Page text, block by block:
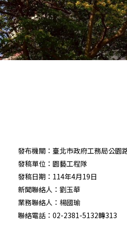
發布機關：臺北市政府工務局公園
發稿單位：園藝工程隊
發稿日期：114年4月19日
新聞聯絡人：劉玉華
業務聯絡人：楊國瑜
聯絡電話：02-2381-5132轉313